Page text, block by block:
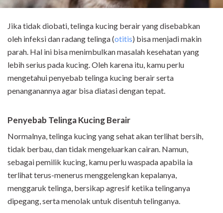
Jika tidak diobati, telinga kucing berair yang disebabkan
oleh infeksi dan radang telinga (otitis) bisa menjadi makin
parah. Hal ini bisa menimbulkan masalah kesehatan yang
lebih serius pada kucing. Oleh karena itu, kamu perlu
mengetahui penyebab telinga kucing berair serta
penanganannya agar bisa diatasi dengan tepat.
Penyebab Telinga Kucing Berair
Normalnya, telinga kucing yang sehat akan terlihat bersih,
tidak berbau, dan tidak mengeluarkan cairan. Namun,
sebagai pemilik kucing, kamu perlu waspada apabila ia
terlihat terus-menerus menggelengkan kepalanya,
menggaruk telinga, bersikap agresif ketika telinganya
dipegang, serta menolak untuk disentuh telinganya.